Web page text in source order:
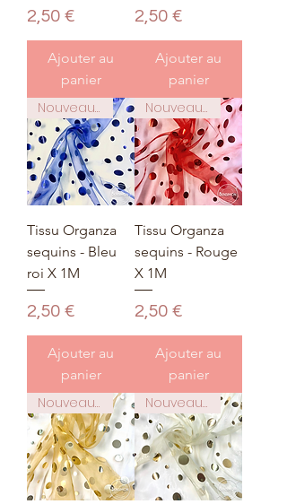
Prix
2,50 €
Ajouter au
panier
Prix
2,50 €
Ajouter au
panier
Nouveauté
Tissu Organza
sequins - Bleu
roi X 1M
Prix
2,50 €
Ajouter au
panier
Nouveauté
Tissu Organza
sequins - Rouge
X 1M
Prix
2,50 €
Ajouter au
panier
Nouveauté Nouveauté